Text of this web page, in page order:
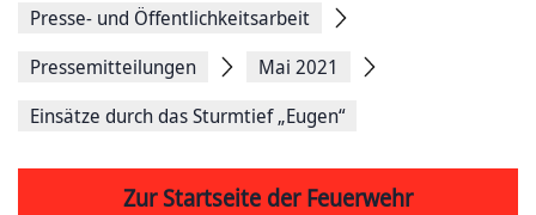
Seite
Presse- und Öffentlichkeitsarbeit
Pressemitteilungen
Mai 2021
Einsätze durch das Sturmtief „Eugen“
Zur Startseite der Feuerwehr